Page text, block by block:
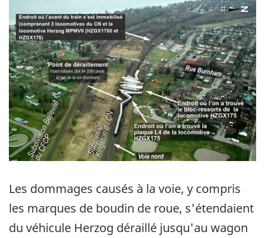
Les dommages causés à la voie, y compris
les marques de boudin de roue, s'étendaient
du véhicule Herzog déraillé jusqu'au wagon